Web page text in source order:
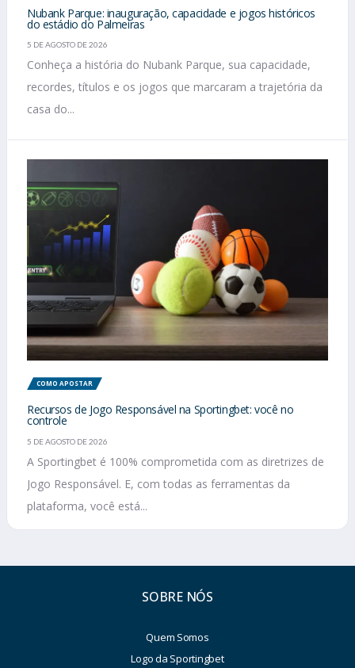
Nubank Parque: inauguração, capacidade e jogos históricos
do estádio do Palmeiras
5 DE AGOSTO DE 2026
Conheça a história do Nubank Parque, sua capacidade,
recordes, títulos e os jogos que marcaram a trajetória da
casa do...
COMO APOSTAR
Recursos de Jogo Responsável na Sportingbet: você no
controle
5 DE AGOSTO DE 2026
A Sportingbet é 100% comprometida com as diretrizes de
Jogo Responsável. E, com todas as ferramentas da
plataforma, você está...
SOBRE NÓS
Quem Somos
Logo da Sportingbet